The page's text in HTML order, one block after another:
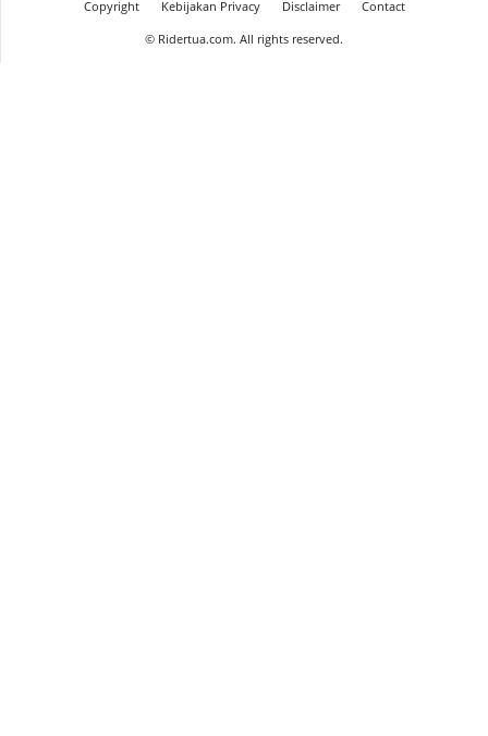
Copyright Kebijakan Privacy Disclaimer
Contact
© Ridertua.com. All rights reserved.